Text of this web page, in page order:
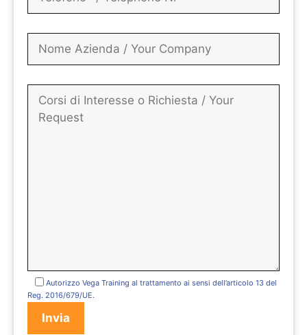
Autorizzo Vega Training al trattamento ai sensi dell’articolo 13 del
Reg. 2016/679/UE.